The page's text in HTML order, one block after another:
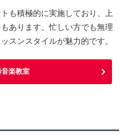
も積極的に実施しており、上
あります。忙しい方でも無理
スンスタイルが魅力的です。
音楽教室